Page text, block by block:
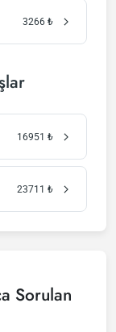
3266 ₺
16951 ₺
23711 ₺
Sorulan